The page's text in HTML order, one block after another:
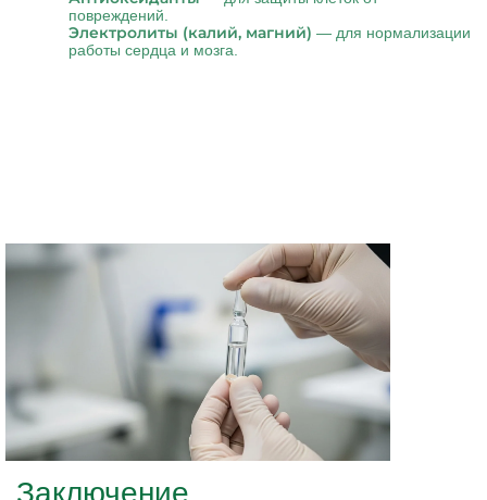
повреждений.
Электролиты (калий, магний) — для нормализации
работы сердца и мозга.
Заключение